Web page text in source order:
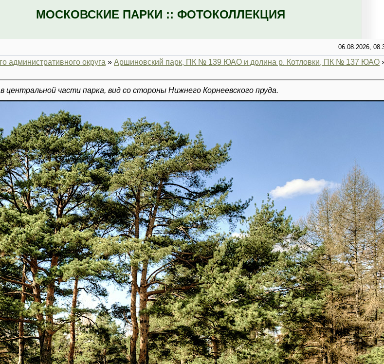
МОСКОВСКИЕ ПАРКИ :: ФОТОКОЛЛЕКЦИЯ
06.08.2026,
административного округа » Аршиновский парк, ПК № 139 ЮАО и долина р. Котловки, ПК № 137 ЮАО
центральной части парка, вид со стороны Нижнего Корнеевского пруда.